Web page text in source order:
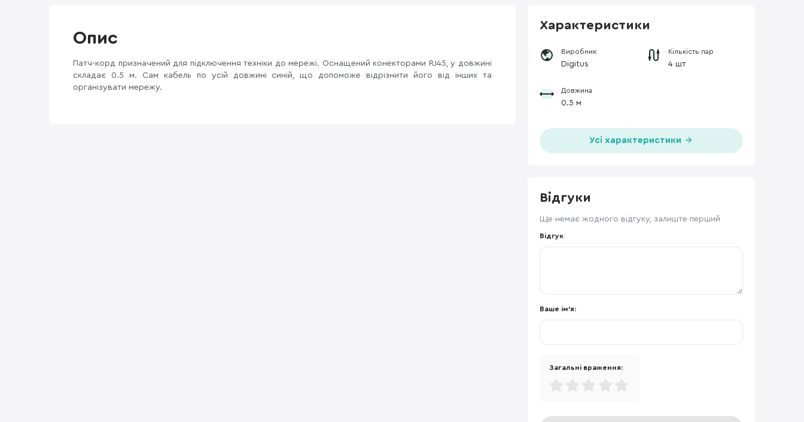
Опис
Патч-корд призначений для підключення техніки до мережі. Оснащений конекторами RJ45, у довжині
складає 0.5 м. Сам кабель по усій довжині синій, що допоможе відрізнити його від інших та
організувати мережу.
Характеристики
Виробник
Digitus
Кількість пар
4 шт
Довжина
0.5 м
Усі характеристики
Відгуки
Ще немає жодного відгуку, залиште перший
Відгук
Ваше ім'я:
Загальні враження: